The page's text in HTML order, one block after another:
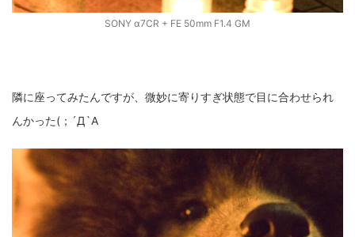
SONY α7CR + FE 50mm F1.4 GM
隣に座ってみたんですが、微妙に寄りすぎ状態で目に合わせられ
んかった(；´Д`A